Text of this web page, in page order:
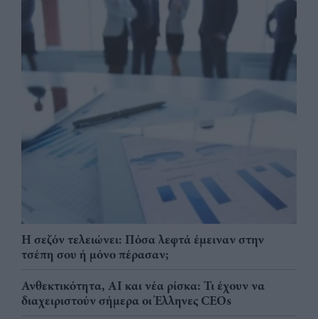
Η σεζόν τελειώνει: Πόσα λεφτά έμειναν στην
τσέπη σου ή μόνο πέρασαν;
Ανθεκτικότητα, AI και νέα ρίσκα: Τι έχουν να
διαχειριστούν σήμερα οι Έλληνες CEOs